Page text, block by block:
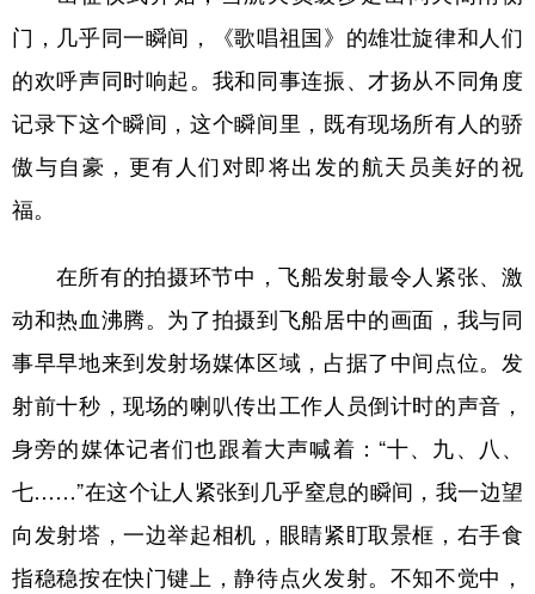
门，几乎同一瞬间，《歌唱祖国》的雄壮旋律和人们
的欢呼声同时响起。我和同事连振、才扬从不同角度
记录下这个瞬间，这个瞬间里，既有现场所有人的骄
傲与自豪，更有人们对即将出发的航天员美好的祝
福。
在所有的拍摄环节中，飞船发射最令人紧张、激
动和热血沸腾。为了拍摄到飞船居中的画面，我与同
事早早地来到发射场媒体区域，占据了中间点位。发
射前十秒，现场的喇叭传出工作人员倒计时的声音，
身旁的媒体记者们也跟着大声喊着：“十、九、八、
七……”在这个让人紧张到几乎窒息的瞬间，我一边望
向发射塔，一边举起相机，眼睛紧盯取景框，右手食
指稳稳按在快门键上，静待点火发射。不知不觉中，